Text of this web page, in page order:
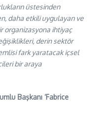
üstesinden
daha etkili uygulayan ve
organizasyona ihtiyaç
derin sektör
fark yaratacak içsel
bir araya
Başkanı ‘Fabrice